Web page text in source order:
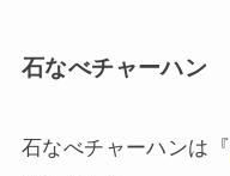
石なべチャーハン
石なべチャーハンは『